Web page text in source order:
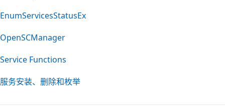
EnumServicesStatusEx
OpenSCManager
Service Functions
服务安装、删除和枚举